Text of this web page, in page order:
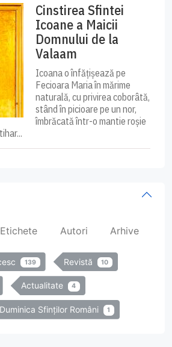
Cinstirea Sfintei
Icoane a Maicii
Domnului de la
Valaam
Icoana o înfățișează pe
Fecioara Maria în mărime
naturală, cu privirea coborâtă,
stând în picioare pe un nor,
îmbrăcată într-o mantie roșie
Etichete Autori Arhive
139 Revistă 10
Actualitate 4
Duminica Sfinților Români 1